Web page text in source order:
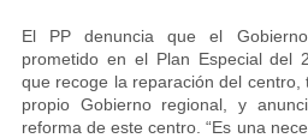
El PP denuncia que el
prometido en el Plan Especial del
que recoge la reparación del
propio Gobierno regional, y
reforma de este centro. “Es una